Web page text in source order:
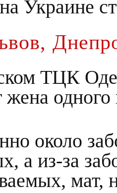
Украине
ТЦК
жена
около
а из-за
мат,